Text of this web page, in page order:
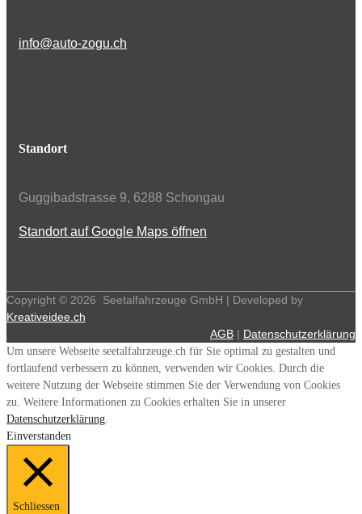
info@auto-zogu.ch
Standort
Guggibadstrasse 9, 6288 Schongau
Standort auf Google Maps öffnen
Copyright © 2026
Seetalfahrzeuge GmbH | Developed by
Kreativeidee.ch
AGB | Datenschutzerklärung
Um unsere Webseite seetalfahrzeuge.ch für Sie optimal zu gestalten und
fortlaufend verbessern zu können, verwenden wir Cookies. Durch die
weitere Nutzung der Webseite stimmen Sie der Verwendung von Cookies
zu. Weitere Informationen zu Cookies erhalten Sie in unserer
Datenschutzerklärung.
Einverstanden
Schliessen